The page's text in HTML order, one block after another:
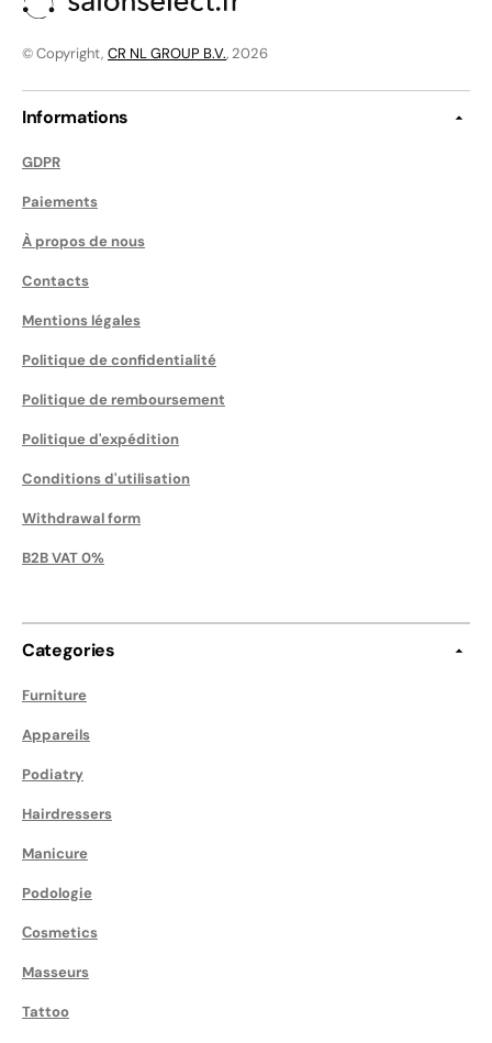
© Copyright, CR NL GROUP B.V., 2026
Informations
GDPR
Paiements
À propos de nous
Contacts
Mentions légales
Politique de confidentialité
Politique de remboursement
Politique d'expédition
Conditions d'utilisation
Withdrawal form
B2B VAT 0%
Categories
Furniture
Appareils
Podiatry
Hairdressers
Manicure
Podologie
Сosmetics
Masseurs
Tattoo